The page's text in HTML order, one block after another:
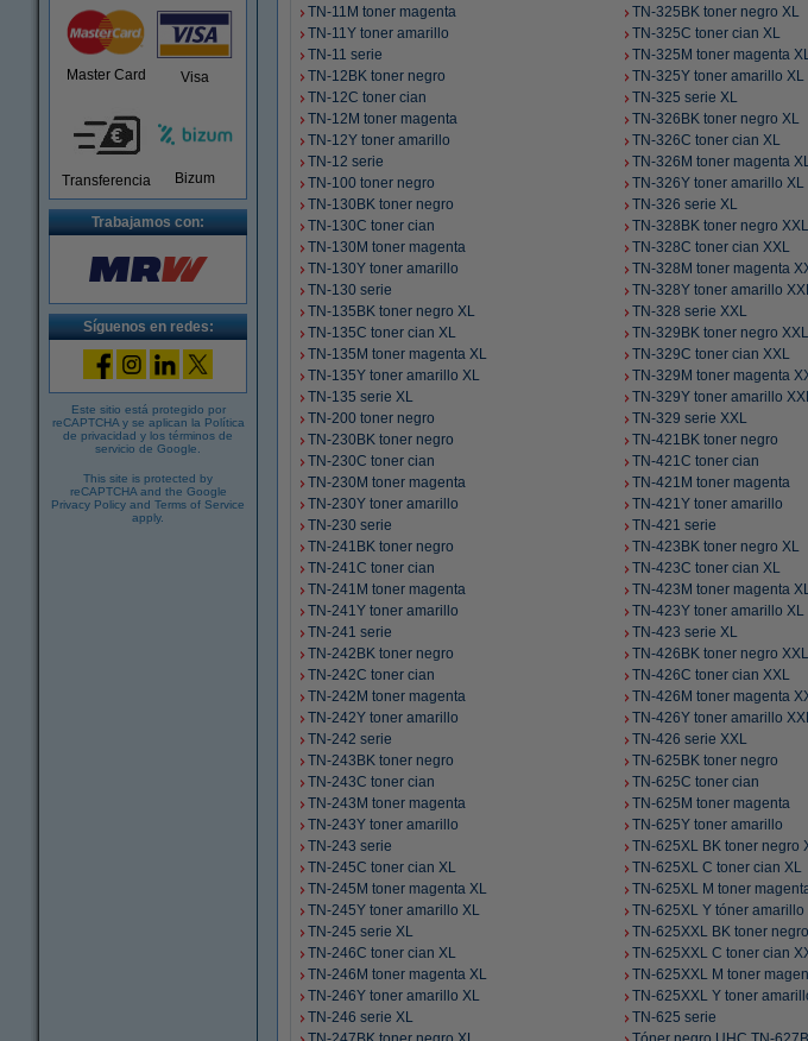
Master Card Visa
Transferencia Bizum
Trabajamos con:
Síguenos en redes:
Este sitio está protegido por
reCAPTCHA y se aplican la Política
de privacidad y los términos de
servicio de Google
This site is protected by
reCAPTCHA and the Google
Privacy Policy and Terms of Service
apply.
TN-11M toner magenta
TN-11Y toner amarillo
TN-11 serie
TN-12BK toner negro
TN-12C toner cian
TN-12M toner magenta
TN-12Y toner amarillo
TN-12 serie
TN-100 toner negro
TN-130BK toner negro
TN-130C toner cian
TN-130M toner magenta
TN-130Y toner amarillo
TN-130 serie
TN-135BK toner negro XL
TN-135C toner cian XL
TN-135M toner magenta XL
TN-135Y toner amarillo XL
TN-135 serie XL
TN-200 toner negro
TN-230BK toner negro
TN-230C toner cian
TN-230M toner magenta
TN-230Y toner amarillo
TN-230 serie
TN-241BK toner negro
TN-241C toner cian
TN-241M toner magenta
TN-241Y toner amarillo
TN-241 serie
TN-242BK toner negro
TN-242C toner cian
TN-242M toner magenta
TN-242Y toner amarillo
TN-242 serie
TN-243BK toner negro
TN-243C toner cian
TN-243M toner magenta
TN-243Y toner amarillo
TN-243 serie
TN-245C toner cian XL
TN-245M toner magenta XL
TN-245Y toner amarillo XL
TN-245 serie XL
TN-246C toner cian XL
TN-246M toner magenta XL
TN-246Y toner amarillo XL
TN-246 serie XL
TN-325BK toner negro XL
TN-325C toner cian XL
TN-325M toner magenta
TN-325Y toner amarillo XL
TN-325 serie XL
TN-326BK toner negro XL
TN-326C toner cian XL
TN-326M toner magenta
TN-326Y toner amarillo XL
TN-326 serie XL
TN-328BK toner negro XXL
TN-328C toner cian XXL
TN-328M toner magenta
TN-328Y toner amarillo
TN-328 serie XXL
TN-329BK toner negro XXL
TN-329C toner cian XXL
TN-329M toner magenta
TN-329Y toner amarillo
TN-329 serie XXL
TN-421BK toner negro
TN-421C toner cian
TN-421M toner magenta
TN-421Y toner amarillo
TN-421 serie
TN-423BK toner negro XL
TN-423C toner cian XL
TN-423M toner magenta
TN-423Y toner amarillo XL
TN-423 serie XL
TN-426BK toner negro XXL
TN-426C toner cian XXL
TN-426M toner magenta
TN-426Y toner amarillo
TN-426 serie XXL
TN-625BK toner negro
TN-625C toner cian
TN-625M toner magenta
TN-625Y toner amarillo
TN-625XL BK toner negro
TN-625XL C toner cian XL
TN-625XL M toner
TN-625XL Y tóner amarillo
TN-625XXL BK toner
TN-625XXL C toner cian
TN-625XXL M toner
TN-625XXL Y toner
TN-625 serie